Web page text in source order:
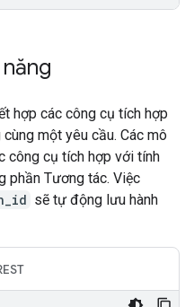
hợp các công cụ tích hợp
một yêu cầu. Các mô
công cụ tích hợp với tính
phần Tương tác. Việc
sẽ tự động lưu hành